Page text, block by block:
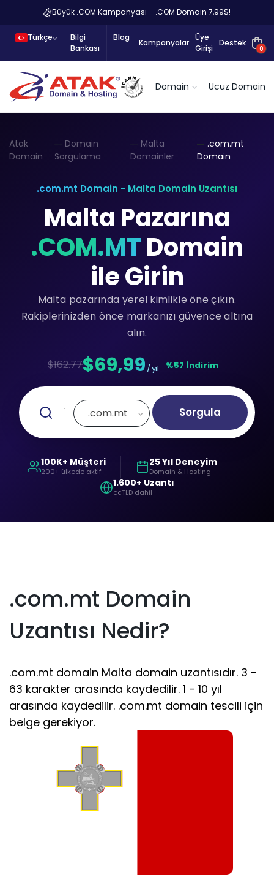
Büyük .COM Kampanyası – .COM Domain 7,99$!
Türkçe
Bilgi
Bankası
Blog
Kampanyalar
Üye
Girişi
Destek
0
Domain Ucuz Domain
Atak
Domain
Domain
Sorgulama
Malta
Domainler
.com.mt
Domain
.com.mt Domain - Malta Domain Uzantısı
Malta Pazarına
.COM.MTDomain
ile Girin
Malta pazarında yerel kimlikle öne çıkın.
Rakiplerinizden önce markanızı güvence altına
alın.
$162.77$69,99 / yıl %57 İndirim
.com.mt Sorgula
100K+ Müşteri
200+ ülkede aktif
25 Yıl Deneyim
Domain & Hosting
1.600+ Uzantı
ccTLD dahil
.com.mt Domain
Uzantısı Nedir?
.com.mt domain Malta domain uzantısıdır. 3 -
63 karakter arasında kaydedilir. 1 - 10 yıl
arasında kaydedilir. .com.mt domain tescili için
belge gerekiyor.